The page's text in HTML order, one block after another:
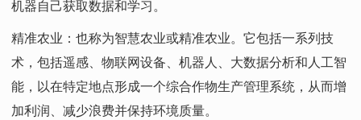
机器自己获取数据和学习。
精准农业：也称为智慧农业或精准农业。它包括一系列技
术，包括遥感、物联网设备、机器人、大数据分析和人工智
能，以在特定地点形成一个综合作物生产管理系统，从而增
加利润、减少浪费并保持环境质量。